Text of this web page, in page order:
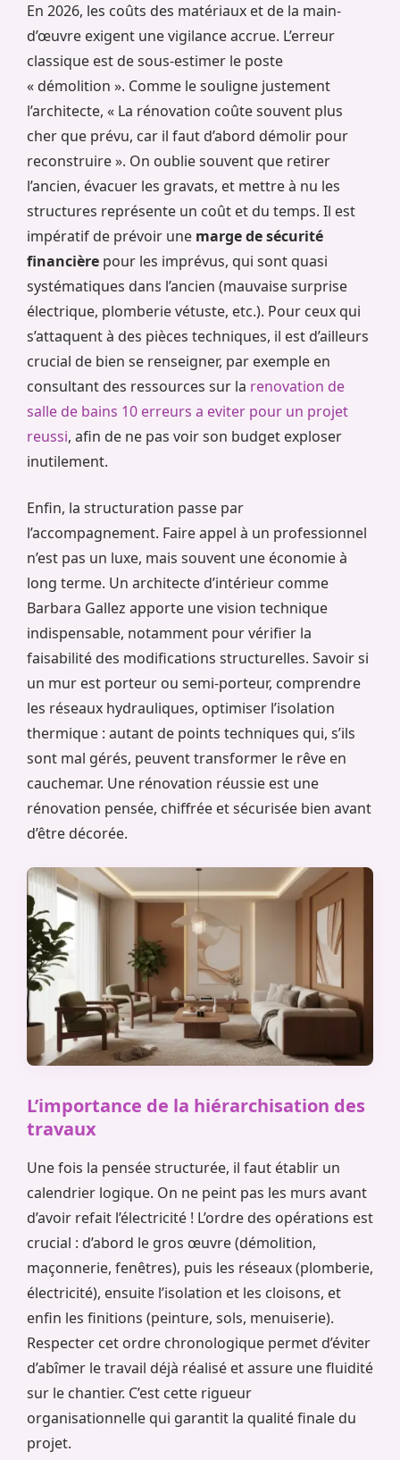
En 2026, les coûts des matériaux et de la main-
d’œuvre exigent une vigilance accrue. L’erreur
classique est de sous-estimer le poste
« démolition ». Comme le souligne justement
l’architecte, « La rénovation coûte souvent plus
cher que prévu, car il faut d’abord démolir pour
reconstruire ». On oublie souvent que retirer
l’ancien, évacuer les gravats, et mettre à nu les
structures représente un coût et du temps. Il est
impératif de prévoir une marge de sécurité
financière pour les imprévus, qui sont quasi
systématiques dans l’ancien (mauvaise surprise
électrique, plomberie vétuste, etc.). Pour ceux qui
s’attaquent à des pièces techniques, il est d’ailleurs
crucial de bien se renseigner, par exemple en
consultant des ressources sur la renovation de
salle de bains 10 erreurs a eviter pour un projet
reussi, afin de ne pas voir son budget exploser
inutilement.
Enfin, la structuration passe par
l’accompagnement. Faire appel à un professionnel
n’est pas un luxe, mais souvent une économie à
long terme. Un architecte d’intérieur comme
Barbara Gallez apporte une vision technique
indispensable, notamment pour vérifier la
faisabilité des modifications structurelles. Savoir si
un mur est porteur ou semi-porteur, comprendre
les réseaux hydrauliques, optimiser l’isolation
thermique : autant de points techniques qui, s’ils
sont mal gérés, peuvent transformer le rêve en
cauchemar. Une rénovation réussie est une
rénovation pensée, chiffrée et sécurisée bien avant
d’être décorée.
L’importance de la hiérarchisation des
travaux
Une fois la pensée structurée, il faut établir un
calendrier logique. On ne peint pas les murs avant
d’avoir refait l’électricité ! L’ordre des opérations est
crucial : d’abord le gros œuvre (démolition,
maçonnerie, fenêtres), puis les réseaux (plomberie,
électricité), ensuite l’isolation et les cloisons, et
enfin les finitions (peinture, sols, menuiserie).
Respecter cet ordre chronologique permet d’éviter
d’abîmer le travail déjà réalisé et assure une fluidité
sur le chantier. C’est cette rigueur
organisationnelle qui garantit la qualité finale du
projet.